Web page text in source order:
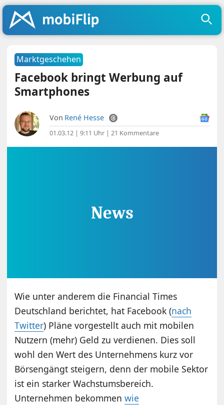
Marktgeschehen
Facebook bringt Werbung auf
Smartphones
Von René Hesse
01.03.12 | 9:11 Uhr |21 Kommentare
Wie unter anderem die Financial Times
Deutschland berichtet, hat Facebook (nach
Twitter) Pläne vorgestellt auch mit mobilen
Nutzern (mehr) Geld zu verdienen. Dies soll
wohl den Wert des Unternehmens kurz vor
Börsengängt steigern, denn der mobile Sektor
ist ein starker Wachstumsbereich.
Unternehmen bekommenwie